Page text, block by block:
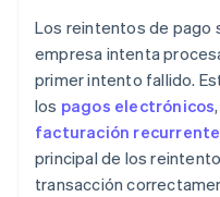
Desafío: cumplimiento
reintentos
Solución: supervisión
cifrado avanzado
Desafío: minimizar
reintentos de pago
Los reintentos de pago
empresa intenta
primer intento fallido.
los pagos electrónicos
facturación recurrente
principal de los
transacción